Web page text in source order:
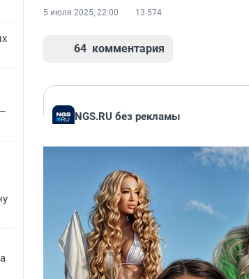
5 июля 2025, 22:00 13 574
64 комментария
NGS.RU без рекламы